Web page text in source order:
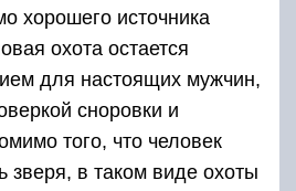
хорошего источника
охота остается
для настоящих мужчин,
сноровки и
того, что человек
зверя, в таком виде охоты